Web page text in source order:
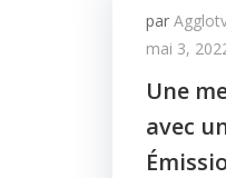
par
mai 3,
Une
avec